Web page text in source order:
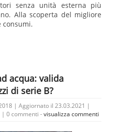
senza unità esterna più
Alla scoperta del migliore
consumi.
acqua: valida
di serie B?
| Aggiornato il 23.03.2021 |
| 0 commenti -visualizza commenti